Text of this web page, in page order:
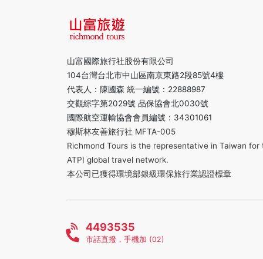
山富國際旅行社股份有限公司
104台灣台北市中山區南京東路2段85號4樓
代表人：陳國森 統一編號：22888987
交觀綜字第2029號 品保協會北0030號
國際航空運輸協會會員編號：34301061
穆斯林友善旅行社 MFTA-005
Richmond Tours is the representative in Taiwan for
ATPI global travel network.
本公司已獲得環境部銀級環保旅行業認證標章
4493535
市話直撥，手機加 (02)